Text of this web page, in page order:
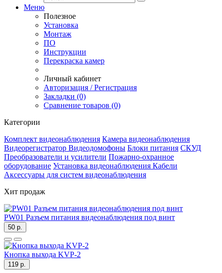
Меню
Полезное
Установка
Монтаж
ПО
Инструкции
Перекраска камер
Личный кабинет
Авторизация / Регистрация
Закладки (0)
Сравнение товаров (0)
Категории
Комплект видеонаблюдения Камера видеонаблюдения
Видеорегистратор Видеодомофоны Блоки питания СКУД
Преобразователи и усилители Пожарно-охранное
оборудование Установка видеонаблюдения Кабели
Аксессуары для систем видеонаблюдения
Хит продаж
PW01 Разъем питания видеонаблюдения под винт
50 р.
Кнопка выхода KVP-2
119 р.